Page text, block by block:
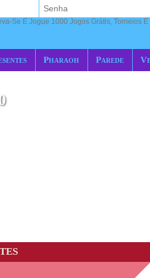
Pharaoh Parede
Se E Jogue 1000 Jogos Grátis, Torneios